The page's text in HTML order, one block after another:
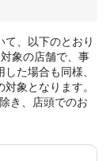
て、以下のとおり
象の店舗で、事
た場合も同様、
象となります。
き、店頭でのお